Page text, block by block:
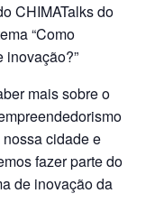
CHIMATalks do
“Como
inovação?”
mais sobre o
cidade e
fazer parte do
de inovação da